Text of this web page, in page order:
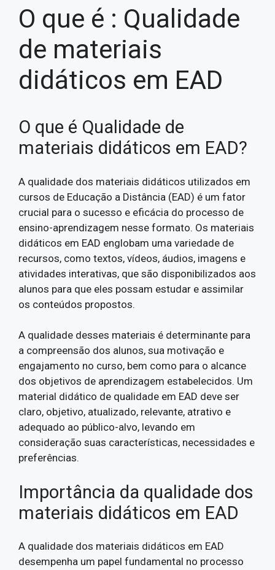
O que é : Qualidade
de materiais
didáticos em EAD
O que é Qualidade de
materiais didáticos em EAD?
A qualidade dos materiais didáticos utilizados em
cursos de Educação a Distância (EAD) é um fator
crucial para o sucesso e eficácia do processo de
ensino-aprendizagem nesse formato. Os materiais
didáticos em EAD englobam uma variedade de
recursos, como textos, vídeos, áudios, imagens e
atividades interativas, que são disponibilizados aos
alunos para que eles possam estudar e assimilar
os conteúdos propostos.
A qualidade desses materiais é determinante para
a compreensão dos alunos, sua motivação e
engajamento no curso, bem como para o alcance
dos objetivos de aprendizagem estabelecidos. Um
material didático de qualidade em EAD deve ser
claro, objetivo, atualizado, relevante, atrativo e
adequado ao público-alvo, levando em
consideração suas características, necessidades e
preferências.
Importância da qualidade dos
materiais didáticos em EAD
A qualidade dos materiais didáticos em EAD
desempenha um papel fundamental no processo